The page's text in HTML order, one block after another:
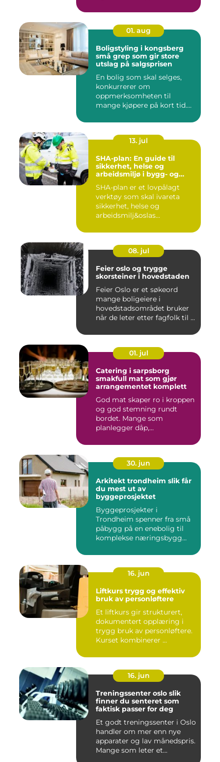
01. aug
Boligstyling i kongsberg
små grep som gir store
utslag på salgsprisen
En bolig som skal selges,
konkurrerer om
oppmerksomheten til
mange kjøpere på kort tid.
13. jul
SHA-plan: En guide til
sikkerhet, helse og
arbeidsmiljø i bygg- og
SHA-plan er et lovpålagt
verktøy som skal ivareta
sikkerhet, helse og
arbeidsmilj&oslas...
08. jul
Feier oslo og trygge
skorsteiner i hovedstaden
Feier Oslo er et søkeord
mange boligeiere i
hovedstadsområdet bruker
når de leter etter fagfolk til ...
01. jul
Catering i sarpsborg
smakfull mat som gjør
arrangementet komplett
God mat skaper ro i kroppen
og god stemning rundt
bordet. Mange som
planlegger dåp,
30. jun
Arkitekt trondheim slik får
du mest ut av
byggeprosjektet
Byggeprosjekter i
Trondheim spenner fra små
påbygg på en enebolig til
komplekse næringsbygg
16. jun
Liftkurs trygg og effektiv
bruk av personløftere
Et liftkurs gir strukturert,
dokumentert opplæring i
trygg bruk av personløftere.
Kurset kombinerer ...
16. jun
Treningssenter oslo slik
finner du senteret som
faktisk passer for deg
Et godt treningssenter i Oslo
handler om mer enn nye
apparater og lav månedspris.
Mange som leter et...